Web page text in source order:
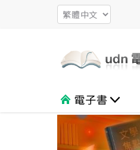
電子書
文學 生活休閒